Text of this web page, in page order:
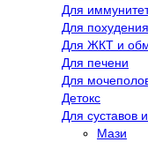
Для
Для похудения
Для ЖКТ и
Для печени
Для
Детокс
Для суставов
Мази